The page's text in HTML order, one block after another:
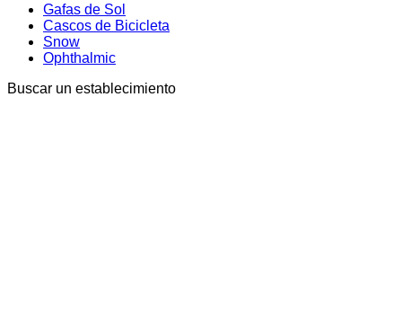
Gafas de Sol
Cascos de Bicicleta
Snow
Ophthalmic
Buscar un establecimiento